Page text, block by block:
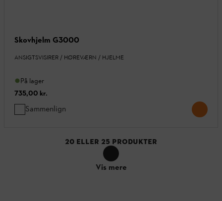
Skovhjelm G3000
ANSIGTSVISIRER / HØREVÆRN / HJELME
På lager
735,00 kr.
Sammenlign
20 ELLER 25 PRODUKTER
Vis mere